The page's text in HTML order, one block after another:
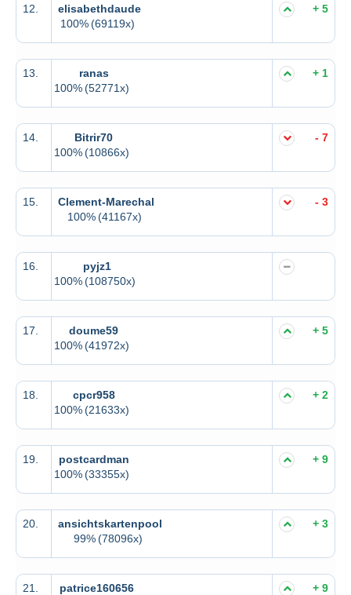
12.
elisabethdaude
100%(69119x)
+ 5
13.
ranas
100%(52771x)
+ 1
14.
Bitrir70
100%(10866x)
- 7
15.
Clement-Marechal
100% (41167x)
- 3
16.
pyjz1
100%(108750x)
17.
doume59
100%(41972x)
+ 5
18.
cpcr958
100%(21633x)
+ 2
19.
postcardman
100%(33355x)
+ 9
20.
ansichtskartenpool
99%(78096x)
+ 3
21.
patrice160656
+ 9